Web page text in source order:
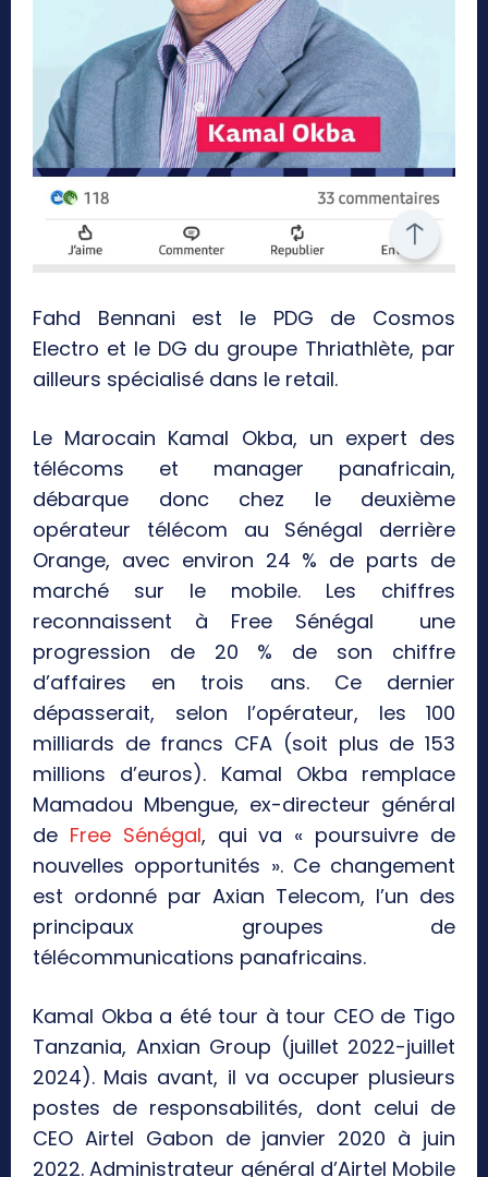
Fahd Bennani est le PDG de Cosmos
Electro et le DG du groupe Thriathlète, par
ailleurs spécialisé dans le retail.
Le Marocain Kamal Okba, un expert des
télécoms et manager panafricain,
débarque donc chez le deuxième
opérateur télécom au Sénégal derrière
Orange, avec environ 24 % de parts de
marché sur le mobile. Les chiffres
reconnaissent à Free Sénégal une
progression de 20 % de son chiffre
d’affaires en trois ans. Ce dernier
dépasserait, selon l’opérateur, les 100
milliards de francs CFA (soit plus de 153
millions d’euros). Kamal Okba remplace
Mamadou Mbengue, ex-directeur général
de Free Sénégal, qui va « poursuivre de
nouvelles opportunités ». Ce changement
est ordonné par Axian Telecom, l’un des
principaux groupes de
télécommunications panafricains.
Kamal Okba a été tour à tour CEO de Tigo
Tanzania, Anxian Group (juillet 2022-juillet
2024). Mais avant, il va occuper plusieurs
postes de responsabilités, dont celui de
CEO Airtel Gabon de janvier 2020 à juin
2022. Administrateur général d’Airtel Mobile